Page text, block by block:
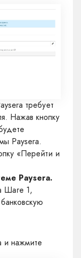
требует
Нажав кнопку
Paysera.
«Перейти и
Paysera.
Шаге 1,
и нажмите